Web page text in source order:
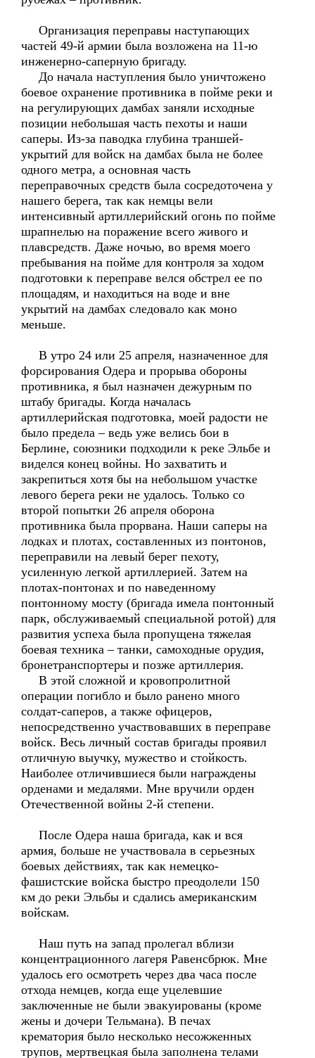
Организация переправы наступающих
частей 49-й армии была возложена на 11-ю
инженерно-саперную бригаду.
До начала наступления было уничтожено
боевое охранение противника в пойме реки и
на регулирующих дамбах заняли исходные
позиции небольшая часть пехоты и наши
саперы. Из-за паводка глубина траншей-
укрытий для войск на дамбах была не более
одного метра, а основная часть
переправочных средств была сосредоточена у
нашего берега, так как немцы вели
интенсивный артиллерийский огонь по пойме
шрапнелью на поражение всего живого и
плавсредств. Даже ночью, во время моего
пребывания на пойме для контроля за ходом
подготовки к переправе велся обстрел ее по
площадям, и находиться на воде и вне
укрытий на дамбах следовало как моно
меньше.
В утро 24 или 25 апреля, назначенное для
форсирования Одера и прорыва обороны
противника, я был назначен дежурным по
штабу бригады. Когда началась
артиллерийская подготовка, моей радости не
было предела – ведь уже велись бои в
Берлине, союзники подходили к реке Эльбе и
виделся конец войны. Но захватить и
закрепиться хотя бы на небольшом участке
левого берега реки не удалось. Только со
второй попытки 26 апреля оборона
противника была прорвана. Наши саперы на
лодках и плотах, составленных из понтонов,
переправили на левый берег пехоту,
усиленную легкой артиллерией. Затем на
плотах-понтонах и по наведенному
понтонному мосту (бригада имела понтонный
парк, обслуживаемый специальной ротой) для
развития успеха была пропущена тяжелая
боевая техника – танки, самоходные орудия,
бронетранспортеры и позже артиллерия.
В этой сложной и кровопролитной
операции погибло и было ранено много
солдат-саперов, а также офицеров,
непосредственно участвовавших в переправе
войск. Весь личный состав бригады проявил
отличную выучку, мужество и стойкость.
Наиболее отличившиеся были награждены
орденами и медалями. Мне вручили орден
Отечественной войны 2-й степени.
После Одера наша бригада, как и вся
армия, больше не участвовала в серьезных
боевых действиях, так как немецко-
фашистские войска быстро преодолели 150
км до реки Эльбы и сдались американским
войскам.
Наш путь на запад пролегал вблизи
концентрационного лагеря Равенсбрюк. Мне
удалось его осмотреть через два часа после
отхода немцев, когда еще уцелевшие
заключенные не были эвакуированы (кроме
жены и дочери Тельмана). В печах
крематория было несколько несожженных
трупов, мертвецкая была заполнена телами